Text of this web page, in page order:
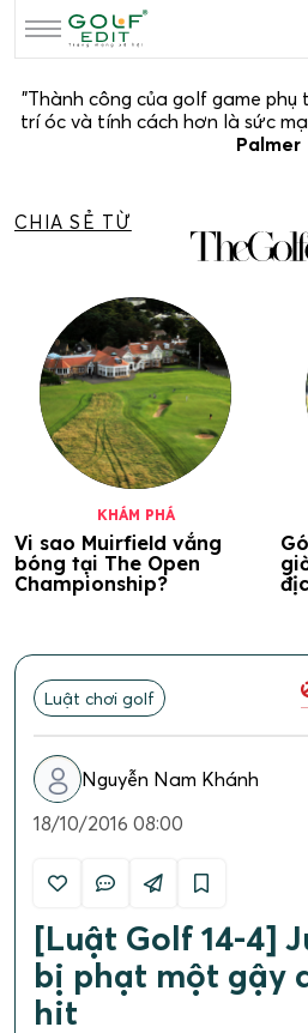
"Thành công của golf game phụ
trí óc và tính cách hơn là sức
Palmer
CHIA SẺ TỪ
KHÁM PHÁ
Vi sao Muirfield vắng
bóng tại The Open
Championship?
Luật chơi golf
Nguyễn Nam Khánh
18/10/2016 08:00
[Luật Golf 14-4]
bị phạt một gậy
hit